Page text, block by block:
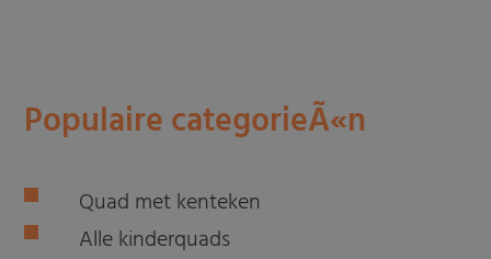
Populaire categorieÃ«n
Quad met kenteken
Alle kinderquads